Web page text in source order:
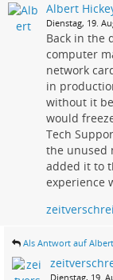
Albert
Dienstag, 19.
Back in the
computer
network
in
without it
would
Tech
the unused
added it to
experience
Als Antwort auf
Dienstag, 19.